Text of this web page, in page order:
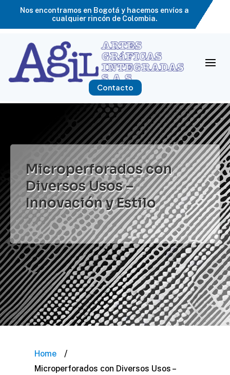
Nos encontramos en Bogotá y hacemos envíos a
cualquier rincón de Colombia.
Contacto
Microperforados con
Diversos Usos –
Innovación y Estilo
Home /
Microperforados con Diversos Usos –